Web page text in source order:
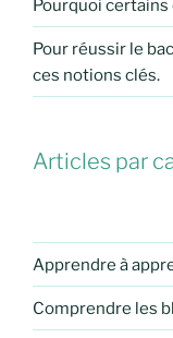
Pourquoi
Pour réussir le
ces notions clés.
Articles par
Apprendre à
Comprendre les